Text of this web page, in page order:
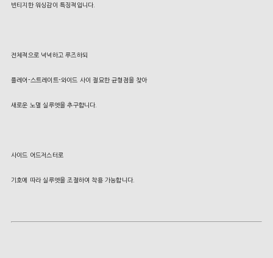
빈티지한 워싱감이 특징적입니다.
전체적으로 넉넉하고 루즈하되
플레어-스트레이트-와이드 사이 절묘한 균형점을 찾아
새로운 노멀 실루엣을 추구합니다.
사이드 어드저스터로
기호에 따라 실루엣을 조절하여 착용 가능합니다.